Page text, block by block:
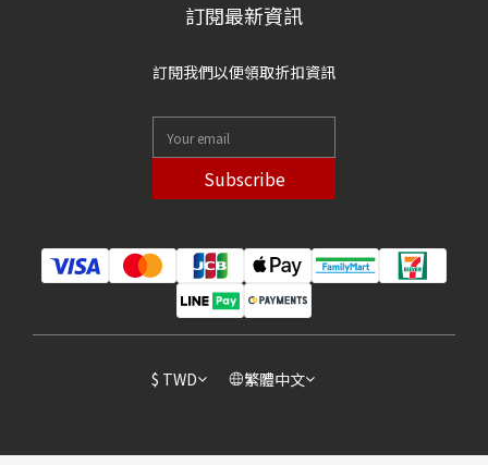
訂閱最新資訊
訂閱我們以便領取折扣資訊
Subscribe
$ TWD 繁體中文